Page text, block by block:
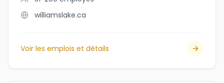
williamslake.ca
Voir les emplois et détails